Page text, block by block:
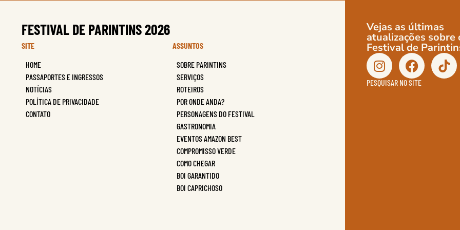
FESTIVAL DE PARINTINS 2026
SITE
HOME
PASSAPORTES E INGRESSOS
NOTÍCIAS
POLÍTICA DE PRIVACIDADE
CONTATO
ASSUNTOS
SOBRE PARINTINS
SERVIÇOS
ROTEIROS
POR ONDE ANDA?
PERSONAGENS DO FESTIVAL
GASTRONOMIA
EVENTOS AMAZON BEST
COMPROMISSO VERDE
COMO CHEGAR
BOI GARANTIDO
BOI CAPRICHOSO
Vejas as últimas
atualizações sobre
Festival de
PESQUISAR NO SITE